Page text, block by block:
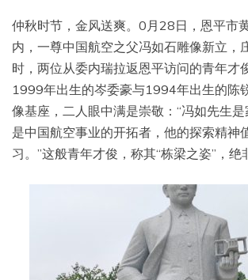
仲秋时节，金风送爽。0月28日，恩平市
内，一尊中国航空之父冯如石雕像新立，
时，两位从委内瑞拉返恩平访问的青年才
1999年出生的岑委豪与1994年出生的陈
像基座，二人眼中满是崇敬：“冯如先生
是中国航空事业的开拓者，他的探索精神
习。”这般青年才俊，称其“栋梁之姿”，绝